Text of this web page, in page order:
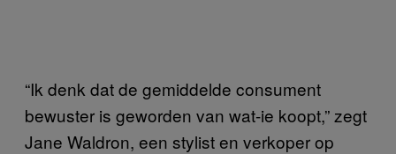
“Ik denk dat de gemiddelde consument
bewuster is geworden van wat-ie koopt,” zegt
Jane Waldron, een stylist en verkoper op